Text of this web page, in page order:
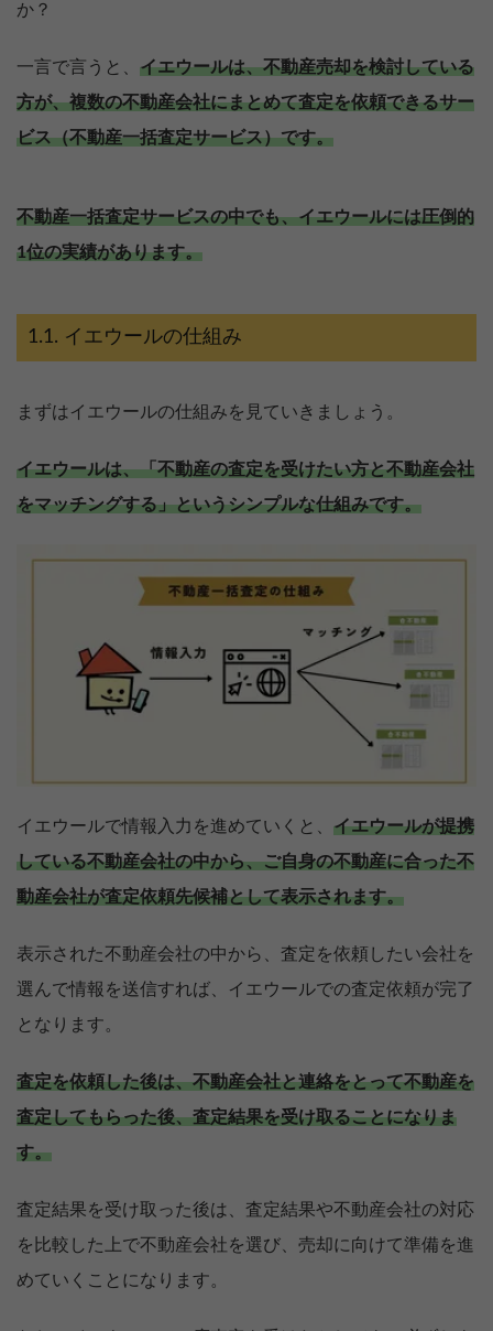
か？
一言で言うと、 イエウールは、不動産売却を検討している
方が、複数の不動産会社にまとめて査定を依頼できるサー
ビス（不動産一括査定サービス）です。
不動産一括査定サービスの中でも、イエウールには圧倒的
1位の実績があります。
イエウールの仕組み
まずはイエウールの仕組みを見ていきましょう。
イエウールは、「不動産の査定を受けたい方と不動産会社
をマッチングする」というシンプルな仕組みです。
イエウールで情報入力を進めていくと、 イエウールが提携
している不動産会社の中から、ご自身の不動産に合った不
動産会社が査定依頼先候補として表示されます。
表示された不動産会社の中から、査定を依頼したい会社を
選んで情報を送信すれば、イエウールでの査定依頼が完了
となります。
査定を依頼した後は、不動産会社と連絡をとって不動産を
査定してもらった後、査定結果を受け取ることになりま
す。
査定結果を受け取った後は、査定結果や不動産会社の対応
を比較した上で不動産会社を選び、売却に向けて準備を進
めていくことになります。